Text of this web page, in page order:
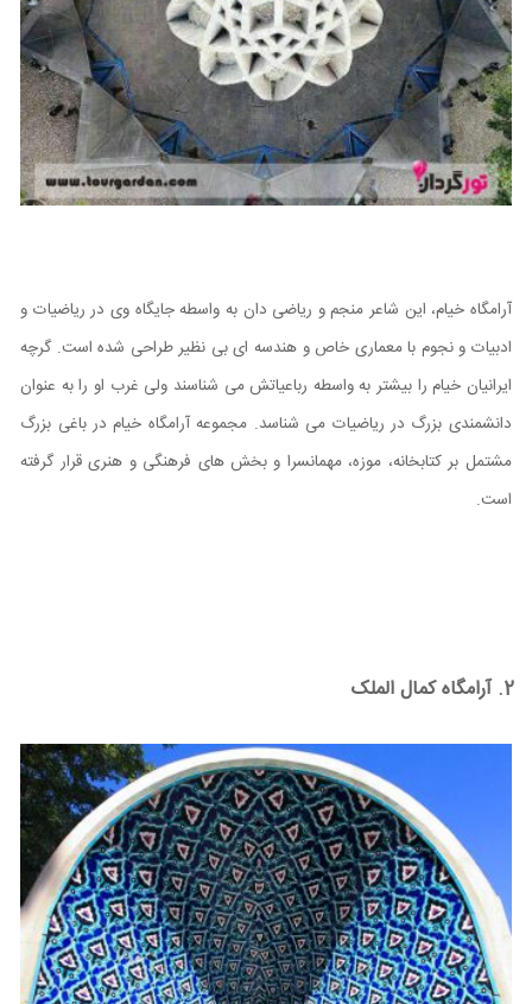
آرامگاه خیام، این شاعر منجم و ریاضی دان به واسطه جایگاه وی در ریاضیات و
ادبیات و نجوم با معماری خاص و هندسه ای بی نظیر طراحی شده است. گرچه
ایرانیان خیام را بیشتر به واسطه رباعیاتش می شناسند ولی غرب او را به عنوان
دانشمندی بزرگ در ریاضیات می شناسد. مجموعه آرامگاه خیام در باغی بزرگ
مشتمل بر کتابخانه، موزه، مهمانسرا و بخش های فرهنگی و هنری قرار گرفته
است.
2. آرامگاه کمال الملک